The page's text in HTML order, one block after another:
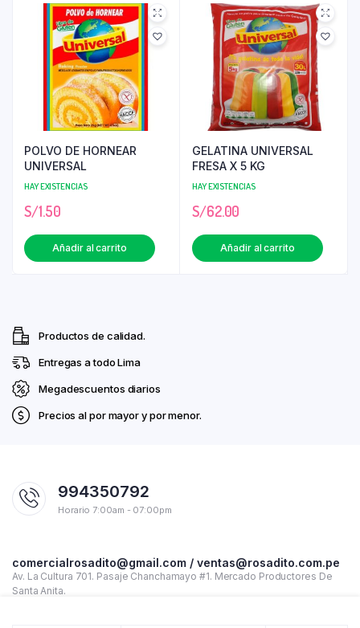
POLVO DE HORNEAR
UNIVERSAL
HAY EXISTENCIAS
S/1.50
Añadir al carrito
GELATINA UNIVERSAL
FRESA X 5 KG
HAY EXISTENCIAS
S/62.00
Añadir al carrito
Productos de calidad.
Entregas a todo Lima
Megadescuentos diarios
Precios al por mayor y por menor.
994350792
Horario 7:00am - 07:00pm
comercialrosadito@gmail.com / ventas@rosadito.com.pe
Av. La Cultura 701. Pasaje Chanchamayo #1. Mercado Productores De
Santa Anita.